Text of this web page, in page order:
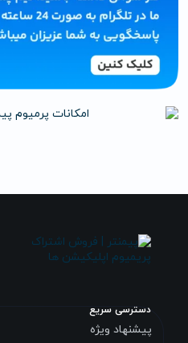
دسترسی سریع
پیشنهاد ویژه